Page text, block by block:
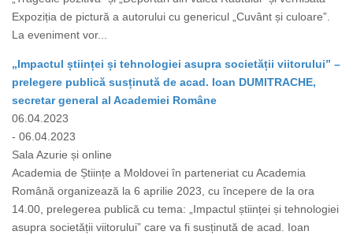
Expoziția de pictură a autorului cu genericul „Cuvânt și culoare”.
La eveniment vor...
„Impactul științei și tehnologiei asupra societății viitorului” –
prelegere publică susținută de acad. Ioan DUMITRACHE,
secretar general al Academiei Române
06.04.2023
- 06.04.2023
Sala Azurie și online
Academia de Științe a Moldovei în parteneriat cu Academia
Română organizează la 6 aprilie 2023, cu începere de la ora
14.00, prelegerea publică cu tema: „Impactul științei și tehnologiei
asupra societății viitorului” care va fi susținută de acad. Ioan